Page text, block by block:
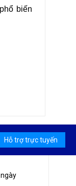
biến
Hỗ trợ trực tuyến